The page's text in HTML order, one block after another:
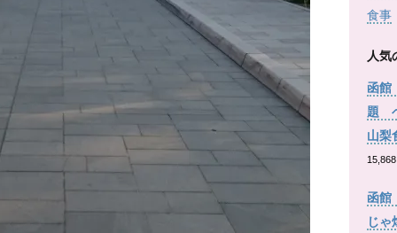
食事
人気
函館
題
山梨
函
じ